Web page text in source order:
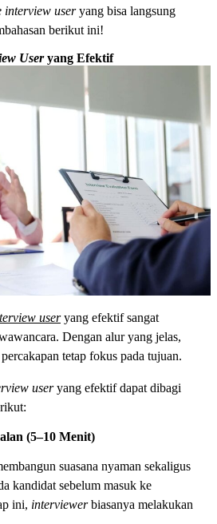
interview useryang bisa langsung
berikut ini!
Useryang Efektif
useryang efektif sangat
Dengan alur yang jelas,
tetap fokus pada tujuan.
useryang efektif dapat dibagi
(5–10 Menit)
suasana nyaman sekaligus
kandidat sebelum masuk ke
ini, interviewerbiasanya melakukan